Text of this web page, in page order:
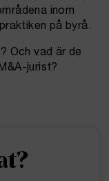
inom
på byrå.
Och vad är de
jurist?